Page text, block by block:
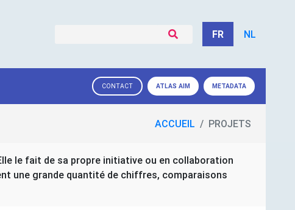
FR NL
CONTACT ATLAS AIM METADATA
ACCUEIL PROJETS
le fait de sa propre initiative ou en collaboration
une grande quantité de chiffres, comparaisons